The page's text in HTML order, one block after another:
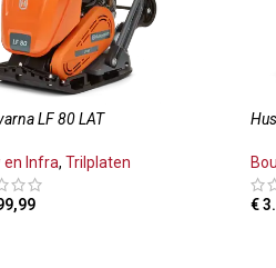
LF 80 LAT
en Infra, Trilplaten
€